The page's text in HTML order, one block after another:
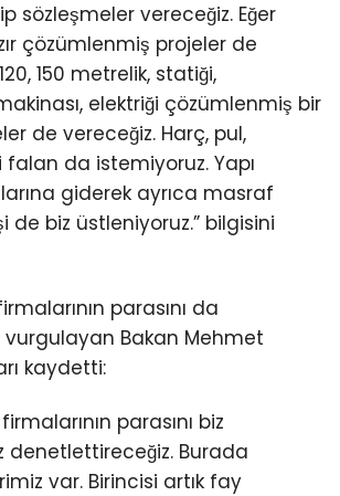
sözleşmeler vereceğiz. Eğer
çözümlenmiş projeler de
150 metrelik, statiği,
elektriği çözümlenmiş bir
de vereceğiz. Harç, pul,
da istemiyoruz. Yapı
giderek ayrıca masraf
de biz üstleniyoruz.” bilgisini
parasını da
Bakan Mehmet
kaydetti:
parasını biz
denetlettireceğiz. Burada
var. Birincisi artık fay